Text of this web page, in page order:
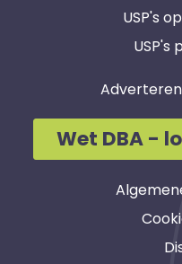
USP's
USP's
Wet DBA -